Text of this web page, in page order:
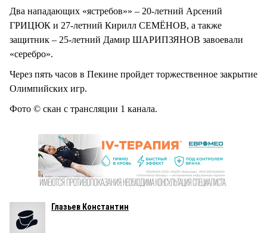
Два нападающих «ястребов»» – 20-летний Арсений
ГРИЦЮК и 27-летний Кирилл СЕМЁНОВ, а также
защитник – 25-летний Дамир ШАРИПЗЯНОВ завоевали
«серебро».
Через пять часов в Пекине пройдет торжественное закрытие
Олимпийских игр.
Фото © скан с трансляции 1 канала.
Глазьев Константин